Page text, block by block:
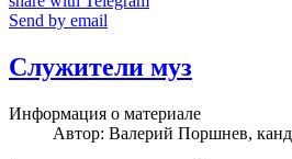
Send by email
Служители муз
Информация о материале
Автор: Валерий Поршнев,